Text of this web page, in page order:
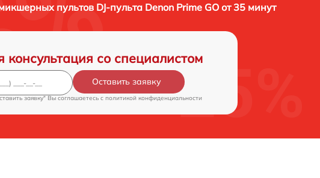
пультов DJ-пульта Denon Prime GO от 35 минут
консультация со специалистом
Оставить заявку
заявку" Вы соглашаетесь c политикой конфиденциальности